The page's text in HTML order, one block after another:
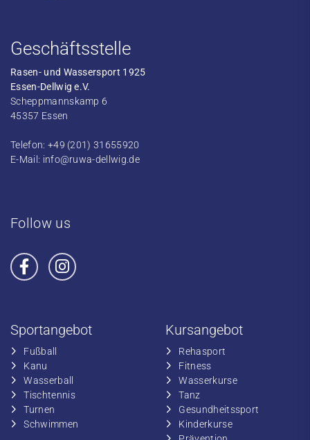
Geschäftsstelle
Rasen- und Wassersport 1925
Essen-Dellwig e.V.
Scheppmannskamp 6
45357 Essen
Telefon: +49 (201) 31655920
E-Mail: info@ruwa-dellwig.de
Follow us
Sportangebot
Fußball
​Kanu
​Wasserball
​Tischtennis
​​Turnen
​​Schwimmen
Kursangebot
​Rehasport
​​Fitness
​​Wasserkurse
​​Tanz
​Gesundheitssport
​Kinderkurse